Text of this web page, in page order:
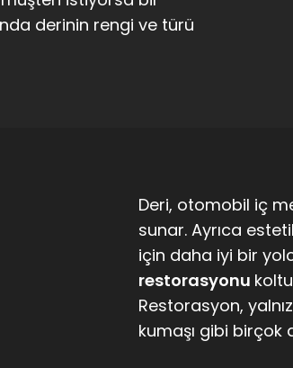
derinin rengi ve türü
Deri, otomobil iç
sunar. Ayrıca
için daha iyi bir
restorasyonu
Restorasyon,
kumaşı gibi